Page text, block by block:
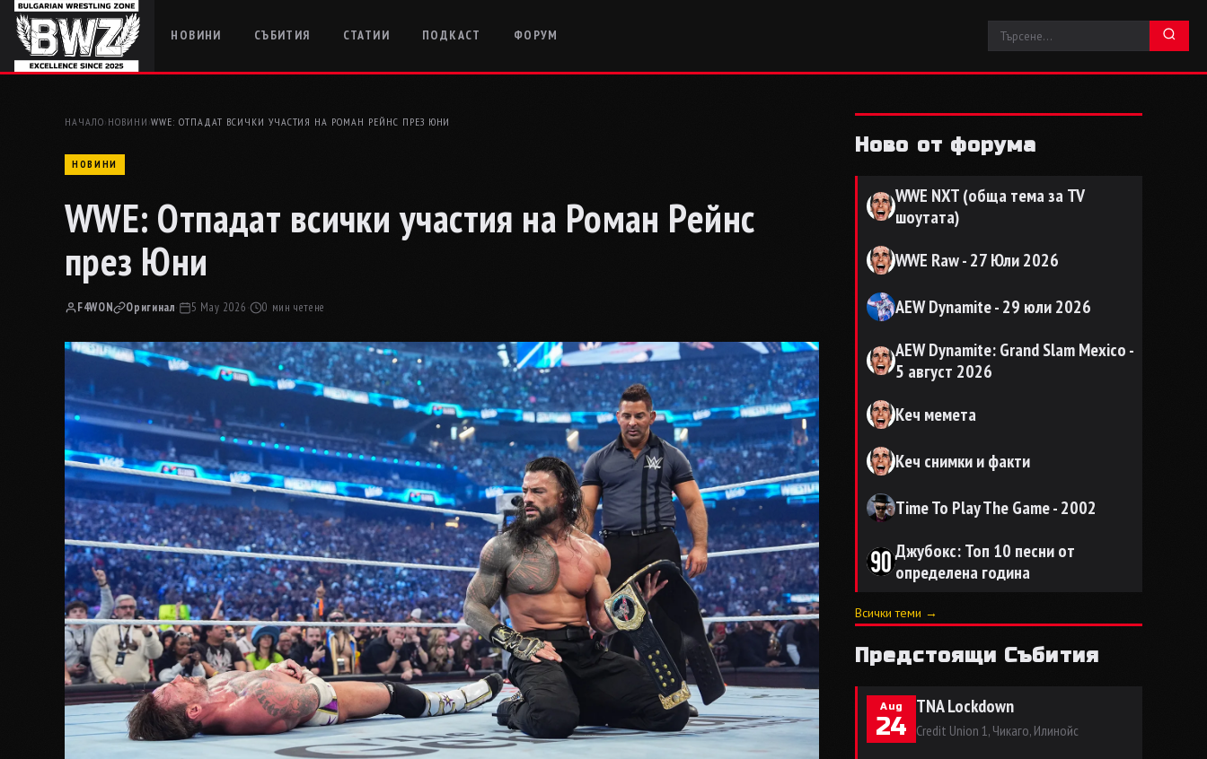
НОВИНИ СЪБИТИЯ СТАТИИ ПОДКАСТ ФОРУМ
НАЧАЛО› НОВИНИ ›WWE: ОТПАДАТ ВСИЧКИ УЧАСТИЯ НА РОМАН РЕЙНС ПРЕЗ ЮНИ
НОВИНИ
WWE: Отпадат всички участия на Роман Рейнс
през Юни
F4WON Оригинал· 5 May 2026· 0 мин четене
Ново от форума
WWE NXT (обща тема за TV
шоутата)
WWE Raw - 27 Юли 2026
AEW Dynamite - 29 юли 2026
AEW Dynamite: Grand Slam Mexico -
5 август 2026
Кеч мемета
Кеч снимки и факти
Time To Play The Game - 2002
Джубокс: Топ 10 песни от
определена година
Всички теми →
Предстоящи Събития
Aug
24
TNA Lockdown
Credit Union 1, Чикаго, Илинойс